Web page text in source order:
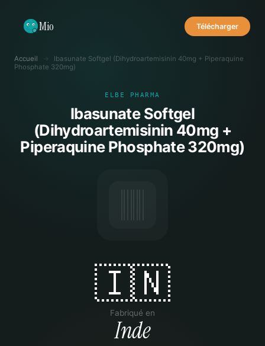
Mio Télécharger
Accueil →
Ibasunate Softgel (Dihydroartemisinin 40mg + Piperaquine
Phosphate 320mg)
ELBE PHARMA
Ibasunate Softgel
(Dihydroartemisinin 40mg +
Piperaquine Phosphate 320mg)
🇮🇳
Fabriqué en
Inde